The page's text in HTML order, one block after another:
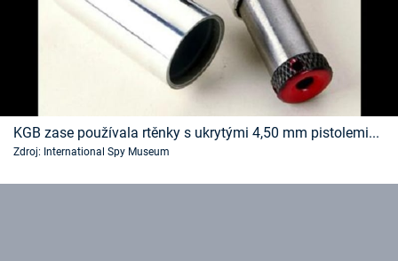
KGB zase používala rtěnky s ukrytými 4,50 mm pistolemi...
Zdroj: International Spy Museum